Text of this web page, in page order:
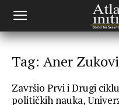
Tag: Aner
Završio Prvi i Drugi
političkih nauka,